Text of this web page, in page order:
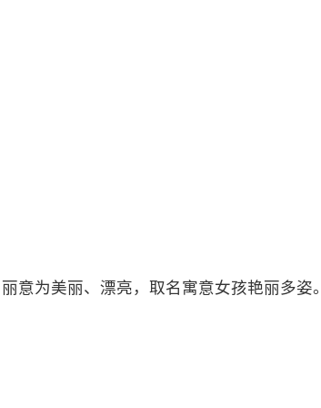
意为美丽、漂亮，取名寓意女孩艳丽多姿。